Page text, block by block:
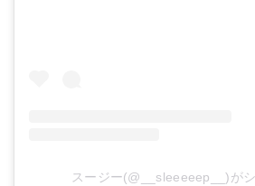
スージー(@__sleeeeep__)が